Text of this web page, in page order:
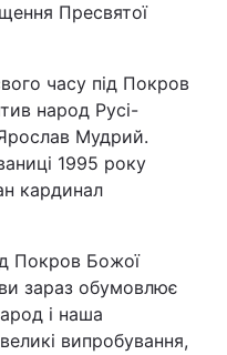
Пресвятої
часу під Покров
народ Русі-
Мудрий.
1995 року
кардинал
Покров Божої
зараз обумовлює
і наша
випробування,